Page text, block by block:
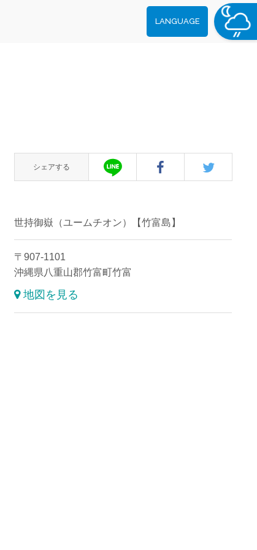
LANGUAGE
シェアする
世持御嶽（ユームチオン）【竹富島】
〒907-1101
沖縄県八重山郡竹富町竹富
地図を見る